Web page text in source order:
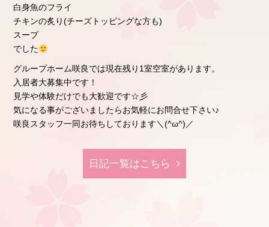
白身魚のフライ
チキンの炙り(チーズトッピングな方も)
スープ
でした
グループホーム咲良では現在残り1室空室があります。
入居者大募集中です！
見学や体験だけでも大歓迎です☆彡
気になる事がございましたらお気軽にお問合せ下さい♪
咲良スタッフ一同お待ちしております＼(^ω^)／
日記⼀覧はこちら